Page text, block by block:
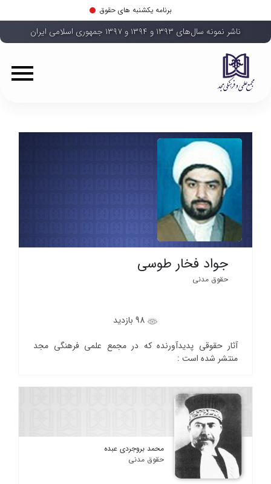
برنامه یکشنبه های حقوق
ناشر نمونه سال‌های ۱۳۹۳ و ۱۳۹۴ و ۱۳۹۷ جمهوری اسلامی ایران
جواد فخار طوسی
حقوق مدنی
آثار حقوقی پدیدآورنده که در مجمع علمی فرهنگی مجد
منتشر شده است :
محمد بروجردی عبده
حقوق مدنی